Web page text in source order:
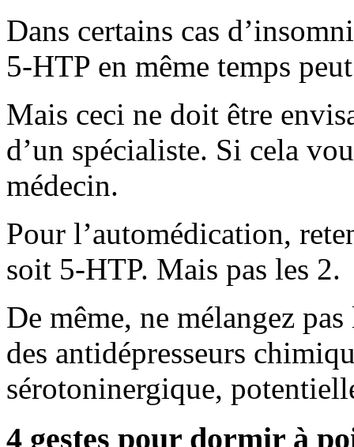
Dans certains cas
5-HTP en même temps
Mais ceci ne doit être
d’un spécialiste. Si cela
médecin.
Pour l’automédication,
soit 5-HTP. Mais pas les 2.
De même, ne mélangez
des antidépresseurs
sérotoninergique,
4 gestes pour dormir à